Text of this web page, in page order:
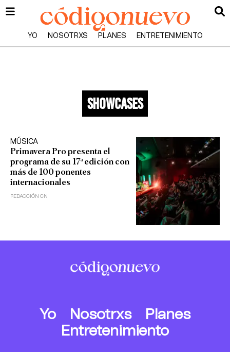
YO NOSOTRXS PLANES ENTRETENIMIENTO
showcases
MÚSICA
Primavera Pro presenta el
programa de su 17ª edición con
más de 100 ponentes
internacionales
REDACCIÓN CN
Yo Nosotrxs
Planes
Entretenimiento